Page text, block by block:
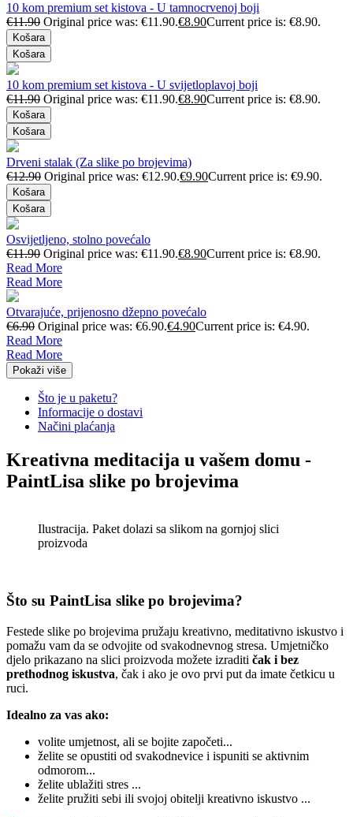
10 kom premium set kistova - U tamnocrvenoj boji
€11.90 Original price was: €11.90.€8.90Current price is: €8.90.
Košara
Košara
10 kom premium set kistova - U svijetloplavoj boji
€11.90 Original price was: €11.90.€8.90Current price is: €8.90.
Košara
Košara
Drveni stalak (Za slike po brojevima)
€12.90 Original price was: €12.90.€9.90Current price is: €9.90.
Košara
Košara
Osvijetljeno, stolno povećalo
€11.90 Original price was: €11.90.€8.90Current price is: €8.90.
Read More
Read More
Otvarajuće, prijenosno džepno povećalo
€6.90 Original price was: €6.90.€4.90Current price is: €4.90.
Read More
Read More
Pokaži više
Što je u paketu?
Informacije o dostavi
Načini plaćanja
Kreativna meditacija u vašem domu -
PaintLisa slike po brojevima
Ilustracija. Paket dolazi sa slikom na gornjoj slici
proizvoda
Što su PaintLisa slike po brojevima?
Festede slike po brojevima pružaju kreativno, meditativno iskustvo i
pomažu vam da se odvojite od svakodnevnog stresa. Umjetničko
djelo prikazano na slici proizvoda možete izraditi čak i bez
prethodnog iskustva, čak i ako je ovo prvi put da imate četkicu u
ruci.
Idealno za vas ako:
volite umjetnost, ali se bojite započeti...
želite se opustiti od svakodnevice i ispuniti se aktivnim
odmorom...
želite ublažiti stres ...
želite pružiti sebi ili svojoj obitelji kreativno iskustvo ...